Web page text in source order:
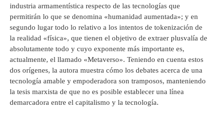
industria armamentística respecto de las tecnologías que
permitirán lo que se denomina «humanidad aumentada»; y en
segundo lugar todo lo relativo a los intentos de tokenización de
la realidad «física», que tienen el objetivo de extraer plusvalía de
absolutamente todo y cuyo exponente más importante es,
actualmente, el llamado «Metaverso». Teniendo en cuenta estos
dos orígenes, la autora muestra cómo los debates acerca de una
tecnología amable y empoderadora son tramposos, manteniendo
la tesis marxista de que no es posible establecer una línea
demarcadora entre el capitalismo y la tecnología.